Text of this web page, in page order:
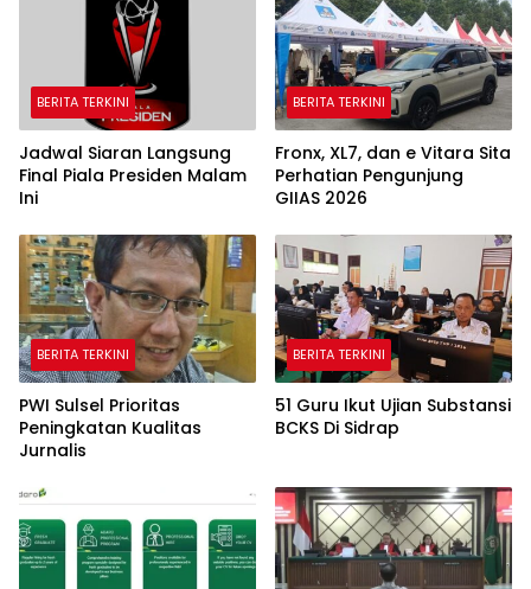
BERITA TERKINI
Jadwal Siaran Langsung
Final Piala Presiden Malam
Ini
BERITA TERKINI
Fronx, XL7, dan e Vitara Sita
Perhatian Pengunjung
GIIAS 2026
BERITA TERKINI
PWI Sulsel Prioritas
Peningkatan Kualitas
Jurnalis
BERITA TERKINI
51 Guru Ikut Ujian Substansi
BCKS Di Sidrap